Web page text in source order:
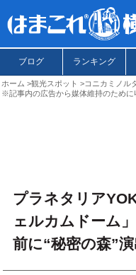
ブログ ランキング
ホーム 観光スポット
コニカミノル
※記事内の広告から媒体維持のために
プラネタリア
ェルカムドーム
前に“秘密の森”演